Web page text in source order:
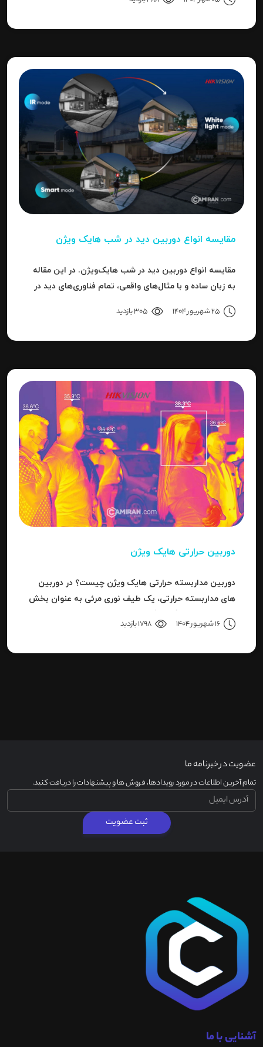
"Invalid Password" را آموزش می‌دهد.
مقایسه انواع دوربین دید در شب هایک‌ ویژن
مقایسه انواع دوربین دید در شب هایک‌ویژن. در این مقاله
به زبان ساده و با مثال‌های واقعی، تمام فناوری‌های دید در
25 شهریور 1404 305 بازدید
دوربین حرارتی هایک ویژن
دوربین مداربسته حرارتی هایک ویژن چیست؟ در دوربین
های مداربسته حرارتی، یک طیف نوری مرئی به عنوان بخش
سری دوربین هاست.
16 شهریور 1404 1798 بازدید
عضویت در خبرنامه ما
تمام آخرین اطلاعات در مورد رویدادها، فروش ها و پیشنهادات را دریافت کنید.
ثبت عضویت
آشنایی با ما